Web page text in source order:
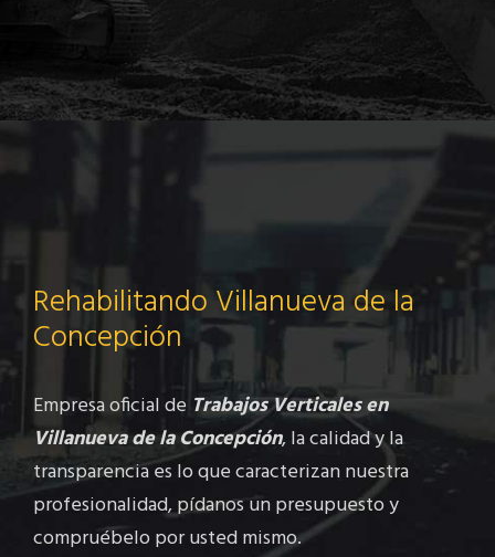
Rehabilitando Villanueva de la
Concepción
Empresa oficial de Trabajos Verticales en
Villanueva de la Concepción, la calidad y la
transparencia es lo que caracterizan nuestra
profesionalidad, pídanos un presupuesto y
compruébelo por usted mismo.